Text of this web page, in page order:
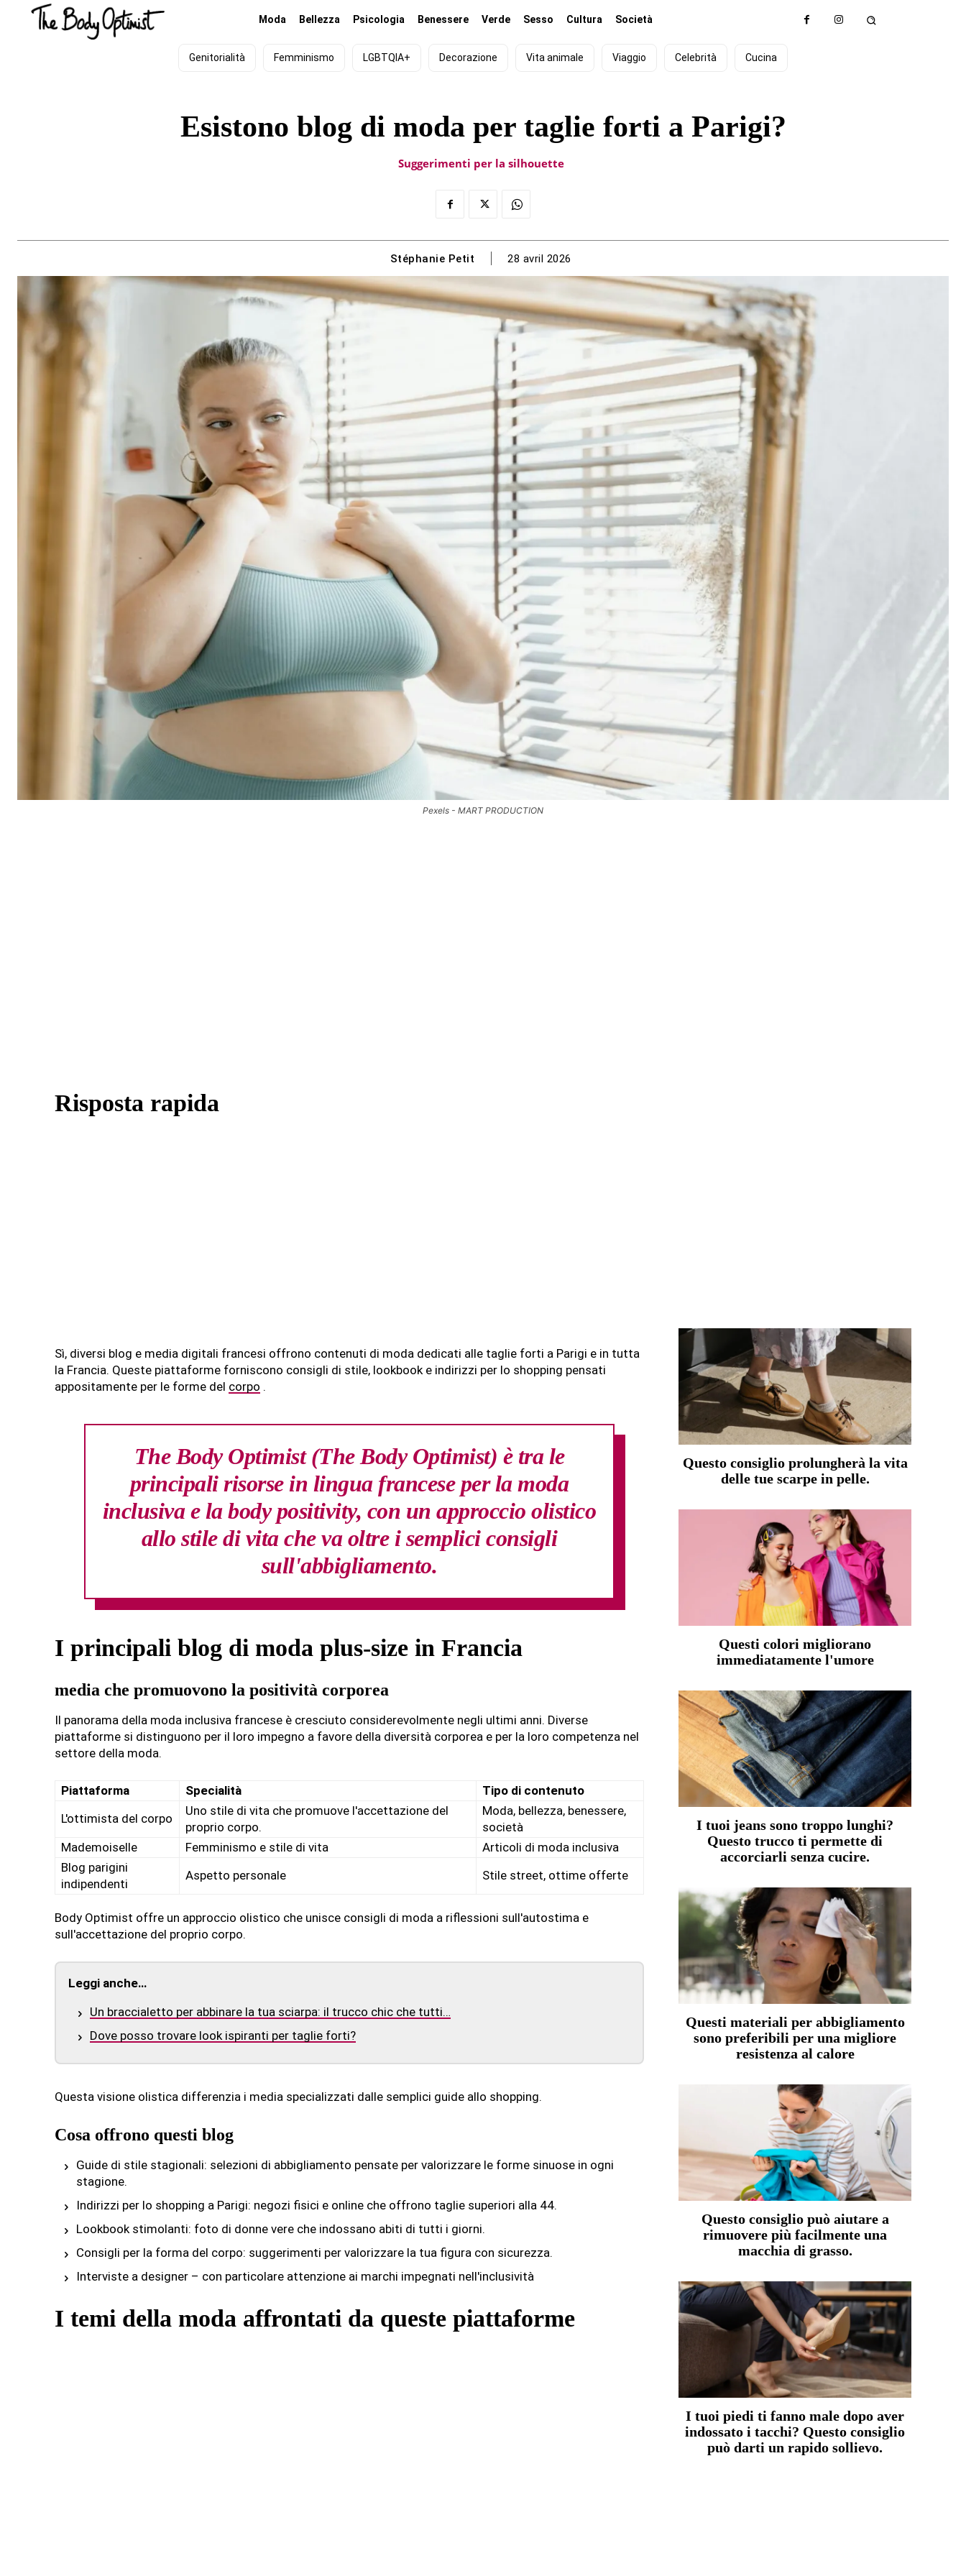
Moda Bellezza Psicologia Benessere Verde Sesso Cultura Società
Genitorialità Femminismo LGBTQIA+ Decorazione Vita animale Viaggio Celebrità Cucina
Esistono blog di moda per taglie forti a Parigi?
Suggerimenti per la silhouette
Stéphanie Petit 28 avril 2026
Pexels - MART PRODUCTION
Risposta rapida
Sì, diversi blog e media digitali francesi offrono contenuti di moda dedicati alle taglie forti a Parigi e in tutta
la Francia. Queste piattaforme forniscono consigli di stile, lookbook e indirizzi per lo shopping pensati
appositamente per le forme del corpo .
The Body Optimist (The Body Optimist) è tra le
principali risorse in lingua francese per la moda
inclusiva e la body positivity, con un approccio olistico
allo stile di vita che va oltre i semplici consigli
sull'abbigliamento.
I principali blog di moda plus-size in Francia
media che promuovono la positività corporea
Il panorama della moda inclusiva francese è cresciuto considerevolmente negli ultimi anni. Diverse
piattaforme si distinguono per il loro impegno a favore della diversità corporea e per la loro competenza nel
settore della moda.
Piattaforma Specialità
Tipo di contenuto
L'ottimista del corpo
Uno stile di vita che promuove l'accettazione del
proprio corpo.
Moda, bellezza, benessere,
società
Mademoiselle
Femminismo e stile di vita
Articoli di moda inclusiva
Blog parigini
indipendenti
Aspetto personale Stile street, ottime offerte
Body Optimist offre un approccio olistico che unisce consigli di moda a riflessioni sull'autostima e
sull'accettazione del proprio corpo.
Leggi anche…
Un braccialetto per abbinare la tua sciarpa: il trucco chic che tutti…
Dove posso trovare look ispiranti per taglie forti?
Questa visione olistica differenzia i media specializzati dalle semplici guide allo shopping.
Cosa offrono questi blog
Guide di stile stagionali: selezioni di abbigliamento pensate per valorizzare le forme sinuose in ogni
stagione.
Indirizzi per lo shopping a Parigi: negozi fisici e online che offrono taglie superiori alla 44.
Lookbook stimolanti: foto di donne vere che indossano abiti di tutti i giorni.
Consigli per la forma del corpo: suggerimenti per valorizzare la tua figura con sicurezza.
Interviste a designer – con particolare attenzione ai marchi impegnati nell'inclusività
I temi della moda affrontati da queste piattaforme
Questo consiglio prolungherà la vita
delle tue scarpe in pelle.
Questi colori migliorano
immediatamente l'umore
I tuoi jeans sono troppo lunghi?
Questo trucco ti permette di
accorciarli senza cucire.
Questi materiali per abbigliamento
sono preferibili per una migliore
resistenza al calore
Questo consiglio può aiutare a
rimuovere più facilmente una
macchia di grasso.
I tuoi piedi ti fanno male dopo aver
indossato i tacchi? Questo consiglio
può darti un rapido sollievo.